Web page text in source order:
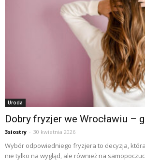
Uroda
Dobry fryzjer we Wrocławiu –
3siostry - 30 kwietnia 2026
Wybór odpowiedniego fryzjera to decyzja,
nie tylko na wygląd, ale również na